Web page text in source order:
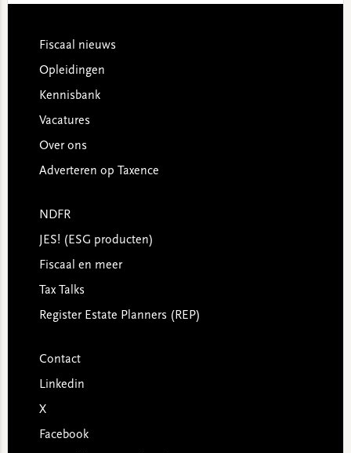
Footer
Fiscaal nieuws
Opleidingen
Kennisbank
Vacatures
Over ons
Adverteren op Taxence
NDFR
JES! (ESG producten)
Fiscaal en meer
Tax Talks
Register Estate Planners (REP)
Contact
Linkedin
X
Facebook